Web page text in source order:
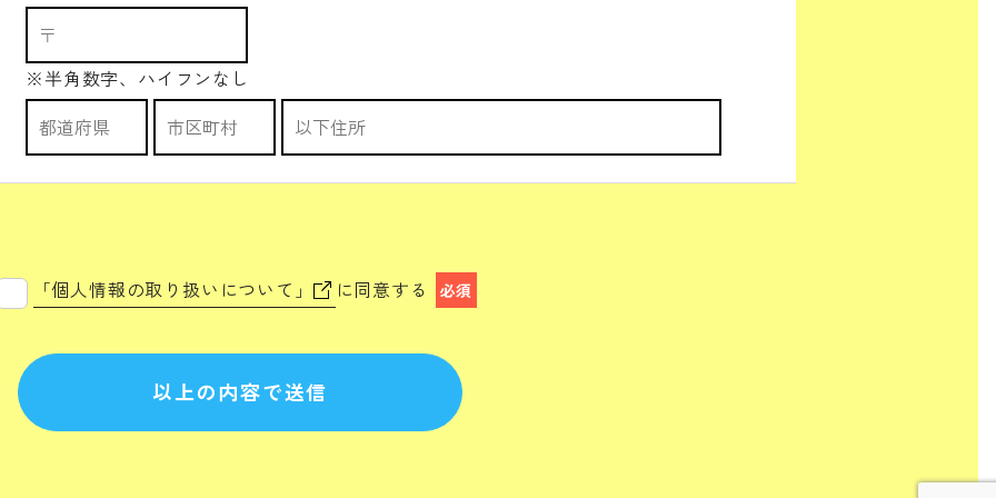
※半角数字、ハイフンなし
「個人情報の取り扱いについて」 に同意する 必須
以上の内容で送信